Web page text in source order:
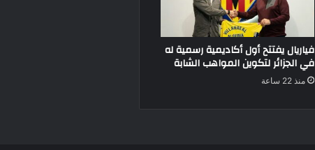
فياريال يفتتح أول أكاديمية رسمية له
في الجزائر لتكوين المواهب الشابة
منذ 22 ساعة